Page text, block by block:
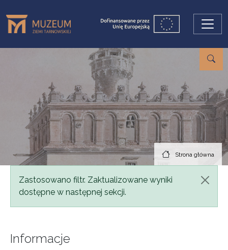
Strona główna
Komunikat
Zastosowano filtr. Zaktualizowane wyniki
dostępne w następnej sekcji.
Informacje